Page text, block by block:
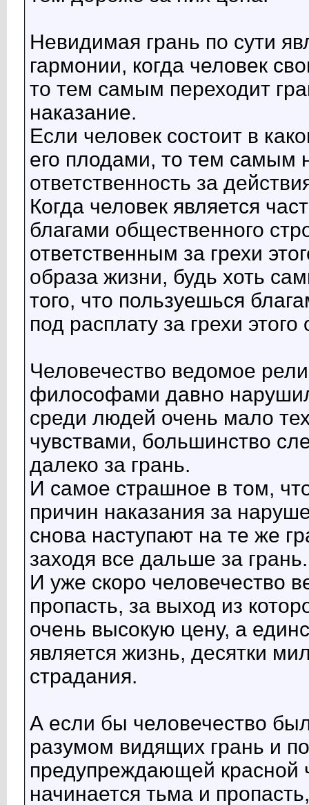
Невидимая грань по сути
гармонии, когда человек
то тем самым переходит
наказание.
Если человек состоит в
его плодами, то тем самым
ответственность за
Когда человек является
благами общественного
ответственным за грехи
образа жизни, будь хоть
того, что пользуешься
под расплату за грехи
Человечество ведомое
философами давно
среди людей очень мало
чувствами, большинство
далеко за грань.
И самое страшное в том,
причин наказания за
снова наступают на те же
заходя все дальше за грань.
И уже скоро человечество
пропасть, за выход из
очень высокую цену, а
является жизнь, десятки
страдания.
А если бы человечество
разумом видящих грань и
предупреждающей красной
начинается тьма и